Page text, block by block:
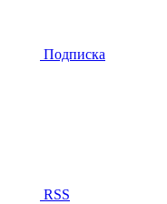
Подписка
RSS